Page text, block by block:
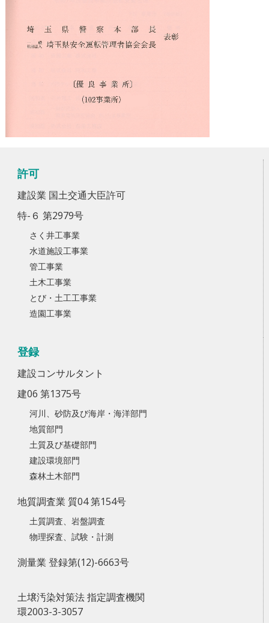
許可
建設業 国土交通大臣許可
特-６ 第2979号
さく井工事業
水道施設工事業
管工事業
土木工事業
とび・土工工事業
造園工事業
登録
建設コンサルタント
建06 第1375号
河川、砂防及び海岸・海洋部門
地質部門
土質及び基礎部門
建設環境部門
森林土木部門
地質調査業 質04 第154号
土質調査、岩盤調査
物理探査、試験・計測
測量業 登録第(12)-6663号
土壌汚染対策法 指定調査機関
環2003-3-3057